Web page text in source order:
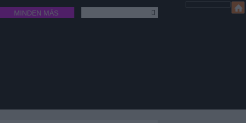
MINDEN MÁS